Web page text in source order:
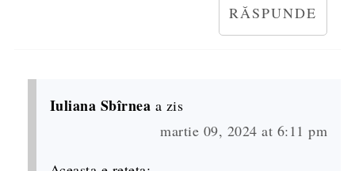
RĂSPUNDE
Iuliana Sbîrnea a zis
martie 09, 2024 at 6:11 pm